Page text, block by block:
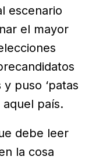
escenario
el mayor
puso ‘patas
aquel país.
debe leer
la cosa